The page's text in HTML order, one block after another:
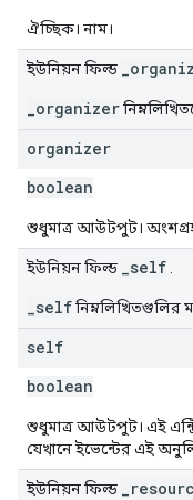
ঐচ্ছিক। নাম।
ইউনিয়ন ফিল্ড
_organizer
organizer
boolean
শুধুমাত্র আউটপুট।
ইউনিয়ন ফিল্ড _self
_selfনিম্নলিখিতগুলির
self
boolean
শুধুমাত্র আউটপুট। এই
যেখানে ইভেন্টের এই
ইউনিয়ন ফিল্ড